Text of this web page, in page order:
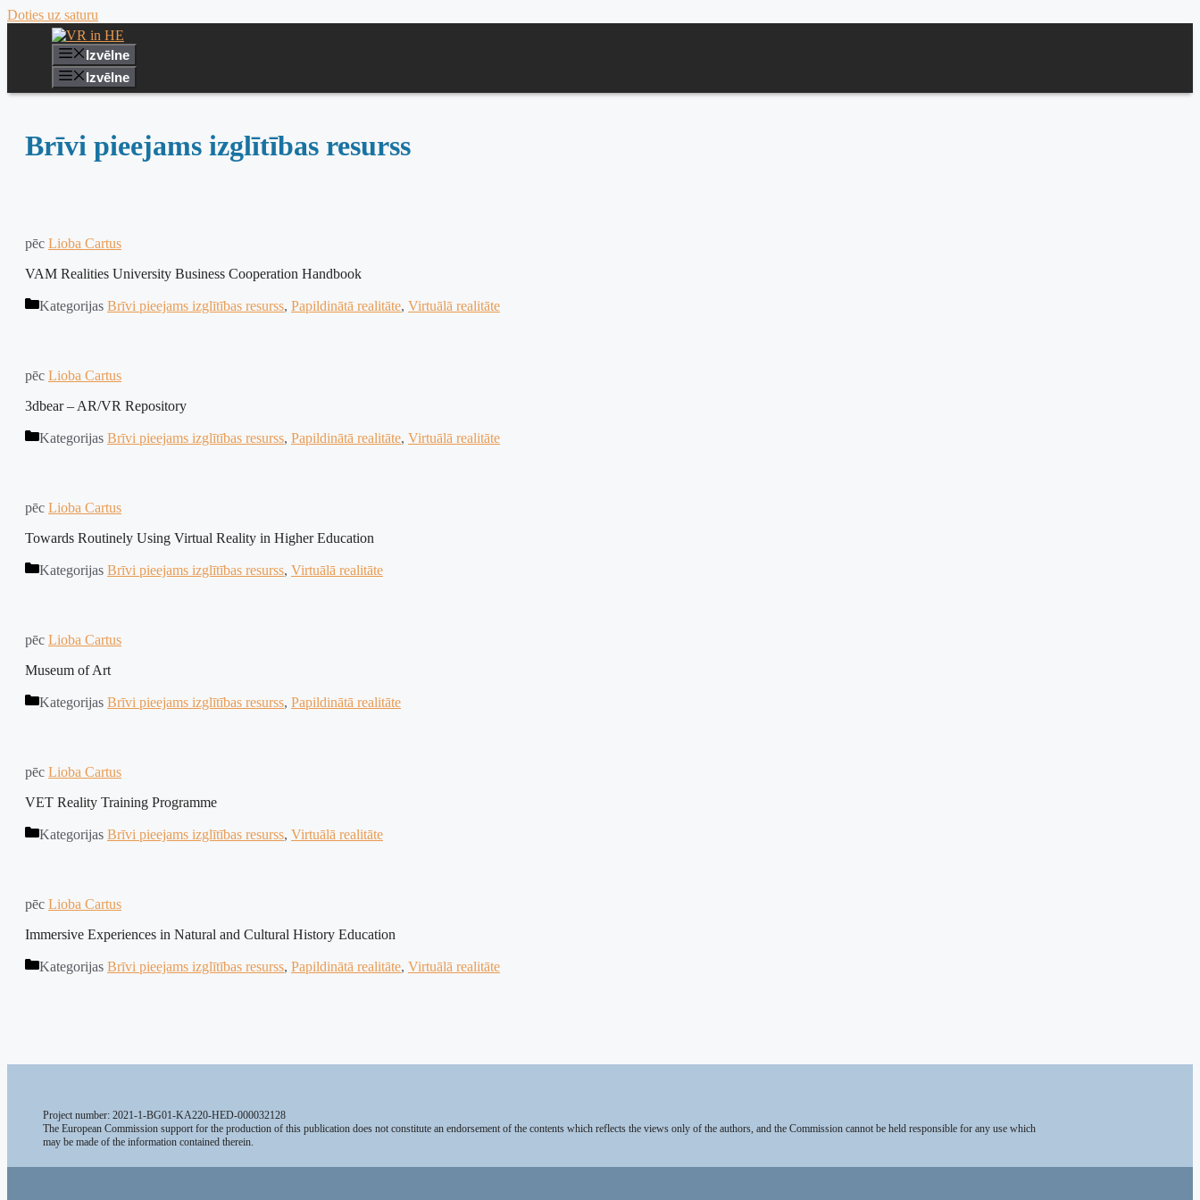
Doties uz saturu
Izvēlne
Izvēlne
Brīvi pieejams izglītības resurss
pēc Lioba Cartus
VAM Realities University Business Cooperation Handbook
Kategorijas Brīvi pieejams izglītības resurss, Papildinātā realitāte, Virtuālā realitāte
pēc Lioba Cartus
3dbear – AR/VR Repository
Kategorijas Brīvi pieejams izglītības resurss, Papildinātā realitāte, Virtuālā realitāte
pēc Lioba Cartus
Towards Routinely Using Virtual Reality in Higher Education
Kategorijas Brīvi pieejams izglītības resurss, Virtuālā realitāte
pēc Lioba Cartus
Museum of Art
Kategorijas Brīvi pieejams izglītības resurss, Papildinātā realitāte
pēc Lioba Cartus
VET Reality Training Programme
Kategorijas Brīvi pieejams izglītības resurss, Virtuālā realitāte
pēc Lioba Cartus
Immersive Experiences in Natural and Cultural History Education
Kategorijas Brīvi pieejams izglītības resurss, Papildinātā realitāte, Virtuālā realitāte
Project number: 2021-1-BG01-KA220-HED-000032128
The European Commission support for the production of this publication does not constitute an endorsement of the contents which reflects the views only of the authors, and the Commission cannot be held responsible for any use which
may be made of the information contained therein.